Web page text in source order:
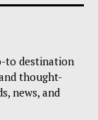
to destination
thought-
news, and